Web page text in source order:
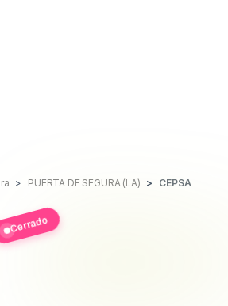
PUERTA DE SEGURA (LA) CEPSA
Cerrado